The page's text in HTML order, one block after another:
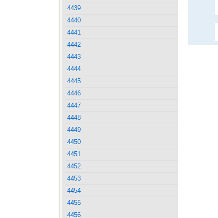
4439
4440
4441
4442
4443
4444
4445
4446
4447
4448
4449
4450
4451
4452
4453
4454
4455
4456